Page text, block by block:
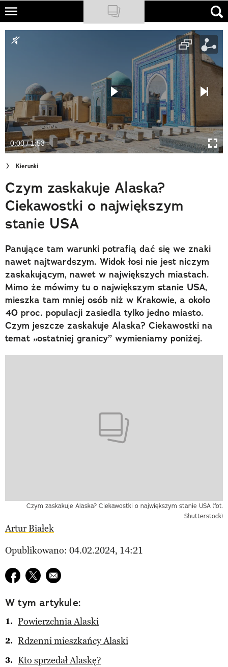
Skip
main
NATIONAL GEOGRAPHIC
Sklep
Newsletter
Cuda Polski
Wielki Konkurs Fotograficzny
Trendbook Podróżniczy
Polecane
0:00 / 1:53
Kierunki
Czym zaskakuje Alaska?
Ciekawostki o największym
stanie USA
Panujące tam warunki potrafią dać się we znaki
nawet najtwardszym. Widok łosi nie jest niczym
zaskakującym, nawet w największych miastach.
Mimo że mówimy tu o największym stanie USA,
mieszka tam mniej osób niż w Krakowie, a około
40 proc. populacji zasiedla tylko jedno miasto.
Czym jeszcze zaskakuje Alaska? Ciekawostki na
temat „ostatniej granicy” wymieniamy poniżej.
Czym zaskakuje Alaska? Ciekawostki o największym stanie USA (fot.
Shutterstock)
Artur Białek
Opublikowano: 04.02.2024, 14:21
Udostępnij na facebook
Udostępnij na twitter
E-mail do przyjaciela
W tym artykule:
Powierzchnia Alaski
Rdzenni mieszkańcy Alaski
Kto sprzedał Alaskę?